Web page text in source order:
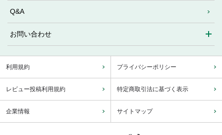
Q&A
お問い合わせ
利用規約 プライバシーポリシー
レビュー投稿利用規約 特定商取引法に基づく表示
企業情報 サイトマップ